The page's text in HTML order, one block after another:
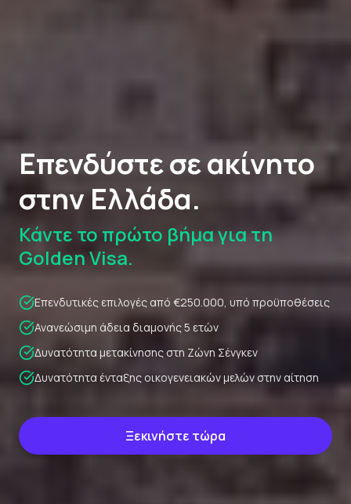
Επενδύστε σε ακίνητο
στην Ελλάδα.
Κάντε το πρώτο βήμα για τη
Golden Visa.
Επενδυτικές επιλογές από €250.000, υπό προϋποθέσεις
Ανανεώσιμη άδεια διαμονής 5 ετών
Δυνατότητα μετακίνησης στη Ζώνη Σένγκεν
Δυνατότητα ένταξης οικογενειακών μελών στην αίτηση
Ξεκινήστε τώρα